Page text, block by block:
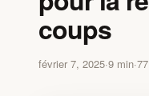
coups
février 7, 2025·9 min·